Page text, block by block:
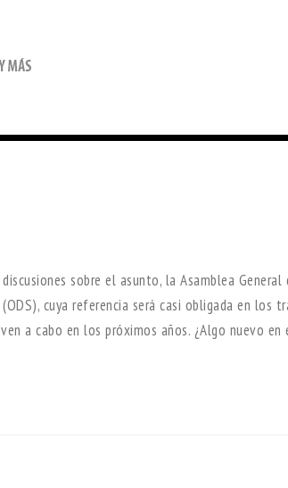
sobre el asunto, la Asamblea General
cuya referencia será casi obligada en los
a cabo en los próximos años. ¿Algo nuevo en